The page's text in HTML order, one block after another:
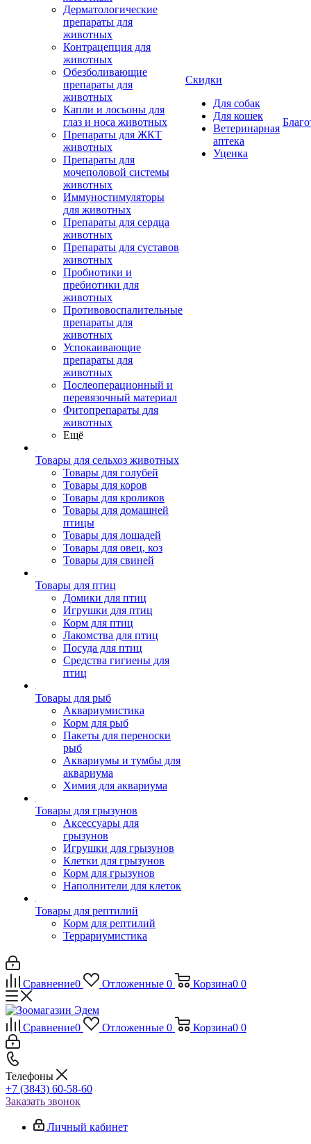
Дерматологические
препараты для
животных
Контрацепция для
животных
Обезболивающие
препараты для
животных
Капли и лосьоны для
глаз и носа животных
Препараты для ЖКТ
животных
Препараты для
мочеполовой системы
животных
Иммуностимуляторы
для животных
Препараты для сердца
животных
Препараты для суставов
животных
Пробиотики и
пребиотики для
животных
Противовоспалительные
препараты для
животных
Успокаивающие
препараты для
животных
Послеоперационный и
перевязочный материал
Фитопрепараты для
животных
Ещё
Товары для сельхоз животных
Товары для голубей
Товары для коров
Товары для кроликов
Товары для домашней
птицы
Товары для лошадей
Товары для овец, коз
Товары для свиней
Товары для птиц
Домики для птиц
Игрушки для птиц
Корм для птиц
Лакомства для птиц
Посуда для птиц
Средства гигиены для
птиц
Товары для рыб
Аквариумистика
Корм для рыб
Пакеты для переноски
рыб
Аквариумы и тумбы для
аквариума
Химия для аквариума
Товары для грызунов
Аксессуары для
грызунов
Игрушки для грызунов
Клетки для грызунов
Корм для грызунов
Наполнители для клеток
Товары для рептилий
Корм для рептилий
Террариумистика
Скидки
Для собак
Для кошек
Ветеринарная
аптека
Уценка
Сравнение0 Отложенные 0 Корзина0 0
Сравнение0 Отложенные 0 Корзина0 0
Телефоны
+7 (3843) 60-58-60
Заказать звонок
Личный кабинет